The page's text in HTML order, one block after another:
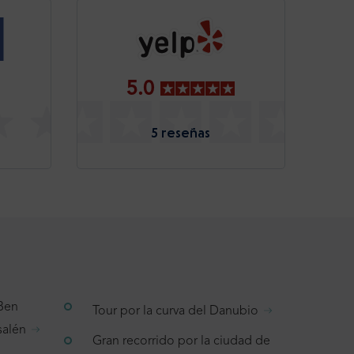
5.0
5 reseñas
Tour por la curva del Danubio
Gran recorrido por la ciudad de